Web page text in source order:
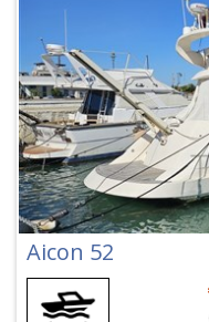
Aicon 52